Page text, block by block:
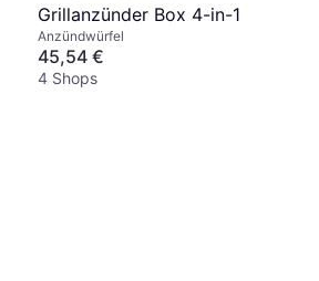
Grillanzünder Box 4-in-1
Anzündwürfel
45,54 €
4 Shops